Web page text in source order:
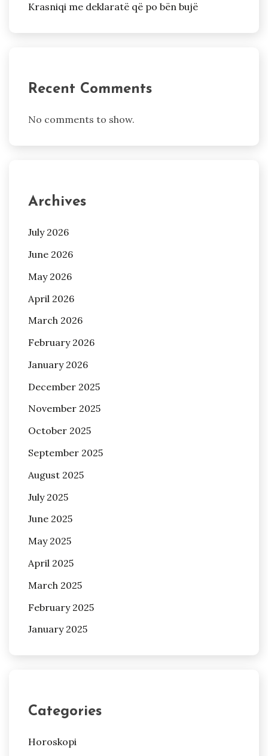
Krasniqi me deklaratë që po bën bujë
Recent Comments
No comments to show.
Archives
July 2026
June 2026
May 2026
April 2026
March 2026
February 2026
January 2026
December 2025
November 2025
October 2025
September 2025
August 2025
July 2025
June 2025
May 2025
April 2025
March 2025
February 2025
January 2025
Categories
Horoskopi